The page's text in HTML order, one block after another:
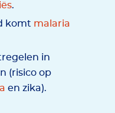
.
komt malaria
in
(risico op
en zika).